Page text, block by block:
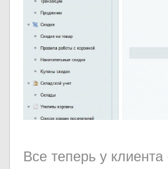
Все теперь у клиента